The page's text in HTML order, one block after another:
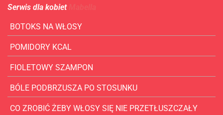
Serwis dla kobiet
BOTOKS NA WŁOSY
POMIDORY KCAL
FIOLETOWY SZAMPON
BÓLE PODBRZUSZA PO STOSUNKU
CO ZROBIĆ ŻEBY WŁOSY SIĘ NIE PRZETŁUSZCZAŁY